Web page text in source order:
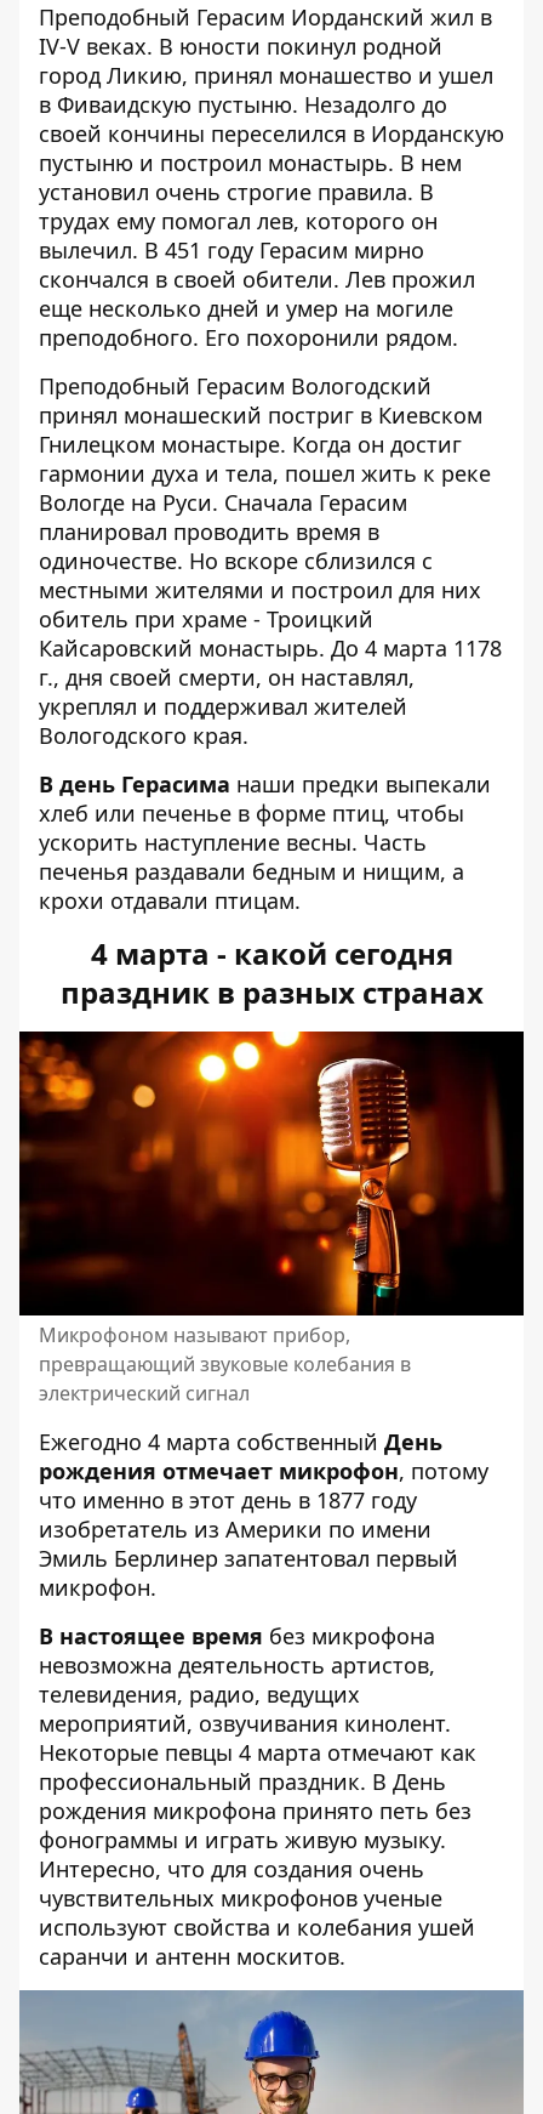
Преподобный Герасим Иорданский жил в
IV-V веках. В юности покинул родной
город Ликию, принял монашество и ушел
в Фиваидскую пустыню. Незадолго до
своей кончины переселился в Иорданскую
пустыню и построил монастырь. В нем
установил очень строгие правила. В
трудах ему помогал лев, которого он
вылечил. В 451 году Герасим мирно
скончался в своей обители. Лев прожил
еще несколько дней и умер на могиле
преподобного. Его похоронили рядом.
Преподобный Герасим Вологодский
принял монашеский постриг в Киевском
Гнилецком монастыре. Когда он достиг
гармонии духа и тела, пошел жить к реке
Вологде на Руси. Сначала Герасим
планировал проводить время в
одиночестве. Но вскоре сблизился с
местными жителями и построил для них
обитель при храме - Троицкий
Кайсаровский монастырь. До 4 марта 1178
г., дня своей смерти, он наставлял,
укреплял и поддерживал жителей
Вологодского края.
В день Герасима наши предки выпекали
хлеб или печенье в форме птиц, чтобы
ускорить наступление весны. Часть
печенья раздавали бедным и нищим, а
крохи отдавали птицам.
4 марта - какой сегодня
праздник в разных странах
Микрофоном называют прибор,
превращающий звуковые колебания в
электрический сигнал
Ежегодно 4 марта собственный День
рождения отмечает микрофон, потому
что именно в этот день в 1877 году
изобретатель из Америки по имени
Эмиль Берлинер запатентовал первый
микрофон.
В настоящее время без микрофона
невозможна деятельность артистов,
телевидения, радио, ведущих
мероприятий, озвучивания кинолент.
Некоторые певцы 4 марта отмечают как
профессиональный праздник. В День
рождения микрофона принято петь без
фонограммы и играть живую музыку.
Интересно, что для создания очень
чувствительных микрофонов ученые
используют свойства и колебания ушей
саранчи и антенн москитов.